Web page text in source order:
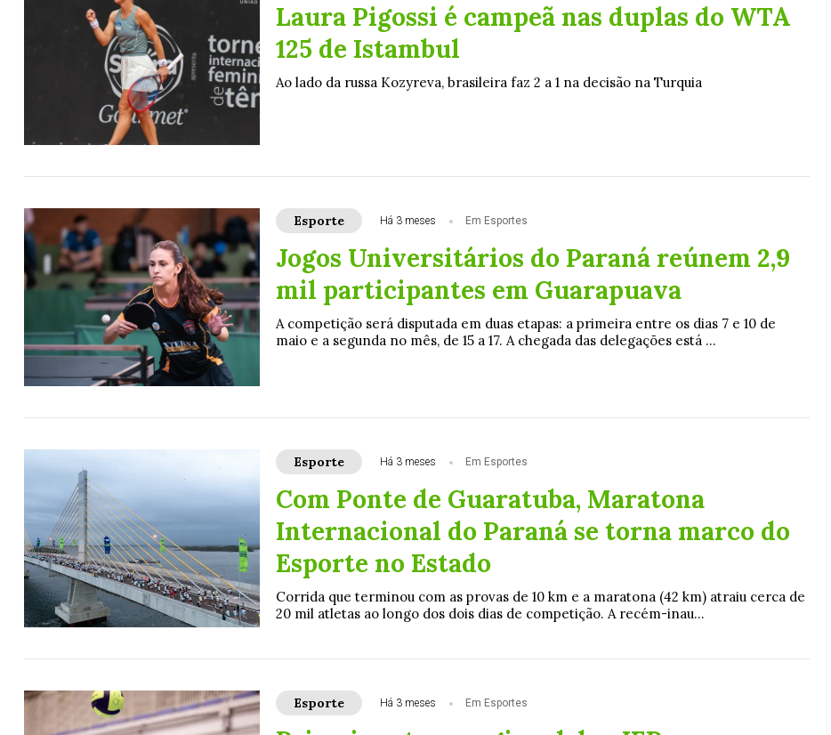
Laura Pigossi é campeã nas duplas do WTA
125 de Istambul
Ao lado da russa Kozyreva, brasileira faz 2 a 1 na decisão na Turquia
Esporte Há 3 meses Em Esportes
Jogos Universitários do Paraná reúnem 2,9
mil participantes em Guarapuava
A competição será disputada em duas etapas: a primeira entre os dias 7 e 10 de
maio e a segunda no mês, de 15 a 17. A chegada das delegações está ...
Esporte Há 3 meses Em Esportes
Com Ponte de Guaratuba, Maratona
Internacional do Paraná se torna marco do
Esporte no Estado
Corrida que terminou com as provas de 10 km e a maratona (42 km) atraiu cerca de
20 mil atletas ao longo dos dois dias de competição. A recém-inau...
Esporte Há 3 meses Em Esportes